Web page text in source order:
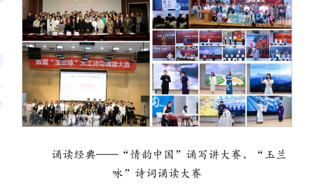
诵读经典——“情韵中国”诵写讲大赛、“玉兰
咏”诗词诵读大赛